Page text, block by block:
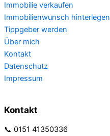
Immobilie verkaufen
Immobilienwunsch hinterlegen
Tippgeber werden
Über mich
Kontakt
Datenschutz
Impressum
Kontakt
📞 0151 41350336